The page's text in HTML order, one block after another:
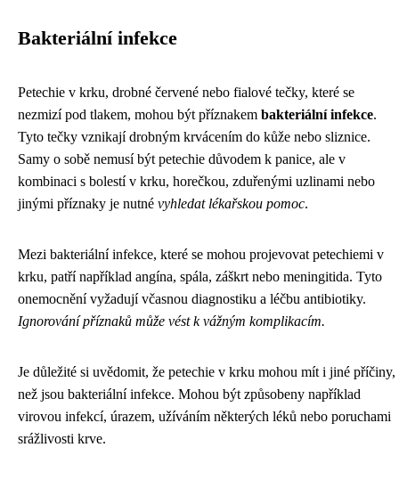
Bakteriální infekce
Petechie v krku, drobné červené nebo fialové tečky, které se
nezmizí pod tlakem, mohou být příznakem bakteriální infekce.
Tyto tečky vznikají drobným krvácením do kůže nebo sliznice.
Samy o sobě nemusí být petechie důvodem k panice, ale v
kombinaci s bolestí v krku, horečkou, zduřenými uzlinami nebo
jinými příznaky je nutné vyhledat lékařskou pomoc.
Mezi bakteriální infekce, které se mohou projevovat petechiemi v
krku, patří například angína, spála, záškrt nebo meningitida. Tyto
onemocnění vyžadují včasnou diagnostiku a léčbu antibiotiky.
Ignorování příznaků může vést k vážným komplikacím.
Je důležité si uvědomit, že petechie v krku mohou mít i jiné příčiny,
než jsou bakteriální infekce. Mohou být způsobeny například
virovou infekcí, úrazem, užíváním některých léků nebo poruchami
srážlivosti krve.